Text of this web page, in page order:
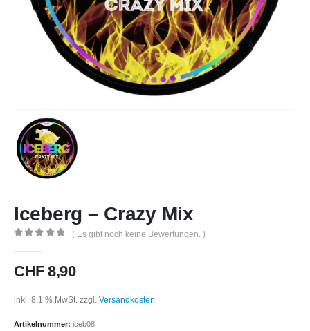
Iceberg – Crazy Mix
( Es gibt noch keine Bewertungen. )
CHF8,90
inkl. 8,1 % MwSt. zzgl. Versandkosten
Artikelnummer: iceb08